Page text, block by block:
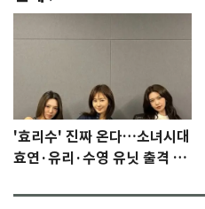
'효리수' 진짜 온다…소녀시대
효연·유리·수영 유닛 출격 [N